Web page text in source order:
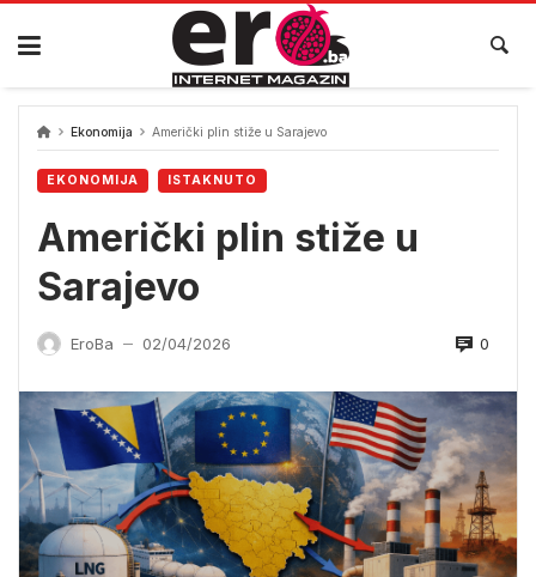
Skip
content
Ekonomija Američki plin stiže u Sarajevo
EKONOMIJA ISTAKNUTO
Američki plin stiže u
Sarajevo
EroBa — 02/04/2026 0